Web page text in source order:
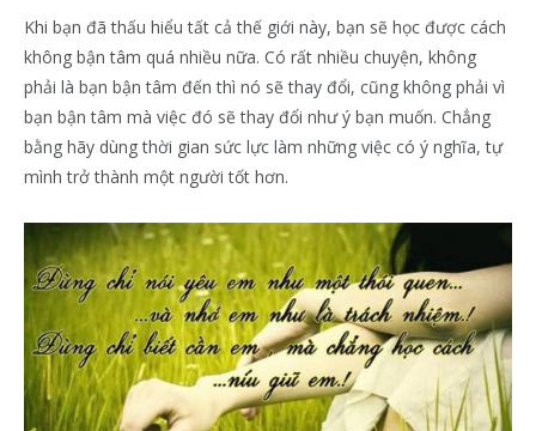
Khi bạn đã thấu hiểu tất cả thế giới này, bạn sẽ học được cách
không bận tâm quá nhiều nữa. Có rất nhiều chuyện, không
phải là bạn bận tâm đến thì nó sẽ thay đổi, cũng không phải vì
bạn bận tâm mà việc đó sẽ thay đổi như ý bạn muốn. Chẳng
bằng hãy dùng thời gian sức lực làm những việc có ý nghĩa, tự
mình trở thành một người tốt hơn.